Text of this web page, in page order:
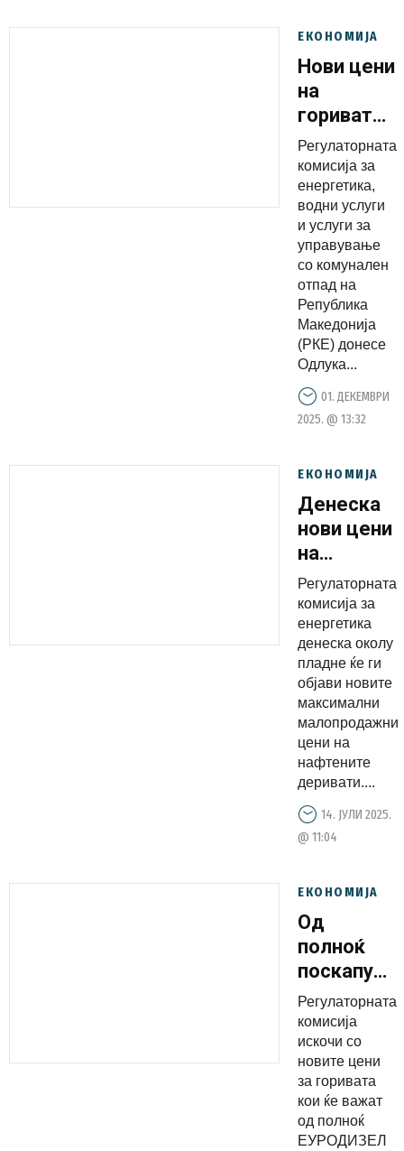
ЕКОНОМИЈА
Нови цени
на
горивата:
Дизелот
за 1
денар
Регулаторната
комисија за
енергетика,
водни услуги
и услуги за
управување
со комунален
отпад на
Република
Македонија
(РКЕ) донесе
Одлука...
01. ДЕКЕМВРИ
2025. @ 13:32
ЕКОНОМИЈА
Денеска
нови цени
на
горивата
Регулаторната
комисија за
енергетика
денеска околу
пладне ќе ги
објави новите
максимални
малопродажни
цени на
нафтените
деривати....
14. ЈУЛИ 2025.
@ 11:04
ЕКОНОМИЈА
Од
полноќ
поскапува
дизелот
Регулаторната
комисија
искочи со
новите цени
за горивата
кои ќе важат
од полноќ
ЕУРОДИЗЕЛ